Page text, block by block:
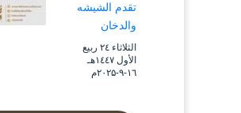
تقدم الشيشه
والدخان
الثلاثاء ۲٤ ربيع
الأول ۱٤٤۷هـ
۱٦-۹-۲۰۲۵م